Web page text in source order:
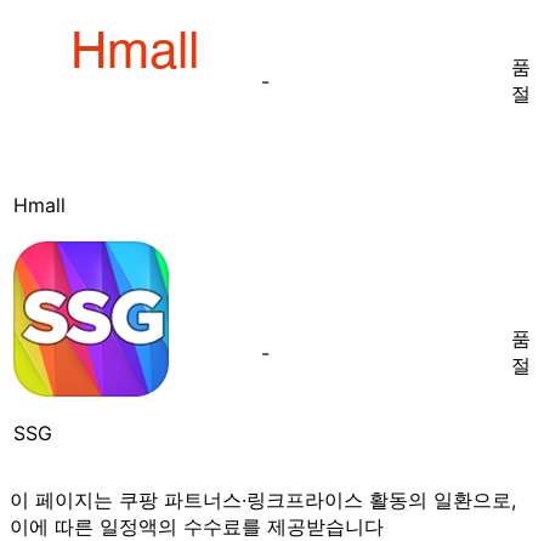
Hmall
-
품
절
SSG
-
품
절
이 페이지는 쿠팡 파트너스·링크프라이스 활동의 일환으로,
이에 따른 일정액의 수수료를 제공받습니다